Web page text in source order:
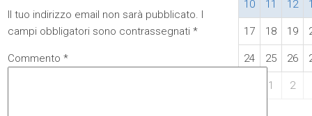
Il tuo indirizzo email non sarà pubblicato. I
campi obbligatori sono contrassegnati*
Commento*
10 11 12
17 18 19
24 25 26
1 2